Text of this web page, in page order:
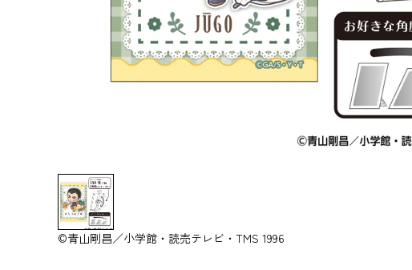
©青山剛昌／小学館・読売テレビ・TMS 1996